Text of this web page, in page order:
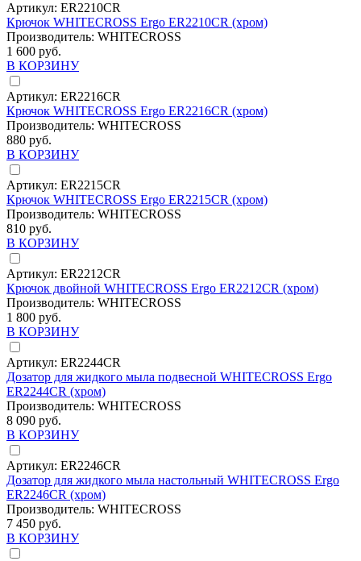
Артикул: ER2210CR
Крючок WHITECROSS Ergo ER2210CR (хром)
Производитель: WHITECROSS
1 600 руб.
В КОРЗИНУ
Артикул: ER2216CR
Крючок WHITECROSS Ergo ER2216CR (хром)
Производитель: WHITECROSS
880 руб.
В КОРЗИНУ
Артикул: ER2215CR
Крючок WHITECROSS Ergo ER2215CR (хром)
Производитель: WHITECROSS
810 руб.
В КОРЗИНУ
Артикул: ER2212CR
Крючок двойной WHITECROSS Ergo ER2212CR (хром)
Производитель: WHITECROSS
1 800 руб.
В КОРЗИНУ
Артикул: ER2244CR
Дозатор для жидкого мыла подвесной WHITECROSS Ergo
ER2244CR (хром)
Производитель: WHITECROSS
8 090 руб.
В КОРЗИНУ
Артикул: ER2246CR
Дозатор для жидкого мыла настольный WHITECROSS Ergo
ER2246CR (хром)
Производитель: WHITECROSS
7 450 руб.
В КОРЗИНУ